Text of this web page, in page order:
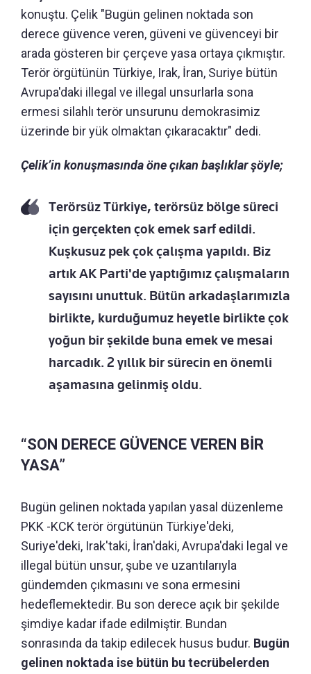
konuştu. Çelik "Bugün gelinen noktada son
derece güvence veren, güveni ve güvenceyi bir
arada gösteren bir çerçeve yasa ortaya çıkmıştır.
Terör örgütünün Türkiye, Irak, İran, Suriye bütün
Avrupa'daki illegal ve illegal unsurlarla sona
ermesi silahlı terör unsurunu demokrasimiz
üzerinde bir yük olmaktan çıkaracaktır" dedi.
Çelik’in konuşmasında öne çıkan başlıklar şöyle;
Terörsüz Türkiye, terörsüz bölge süreci
için gerçekten çok emek sarf edildi.
Kuşkusuz pek çok çalışma yapıldı. Biz
artık AK Parti'de yaptığımız çalışmaların
sayısını unuttuk. Bütün arkadaşlarımızla
birlikte, kurduğumuz heyetle birlikte çok
yoğun bir şekilde buna emek ve mesai
harcadık. 2 yıllık bir sürecin en önemli
aşamasına gelinmiş oldu.
“SON DERECE GÜVENCE VEREN BİR
YASA”
Bugün gelinen noktada yapılan yasal düzenleme
PKK -KCK terör örgütünün Türkiye'deki,
Suriye'deki, Irak'taki, İran'daki, Avrupa'daki legal ve
illegal bütün unsur, şube ve uzantılarıyla
gündemden çıkmasını ve sona ermesini
hedeflemektedir. Bu son derece açık bir şekilde
şimdiye kadar ifade edilmiştir. Bundan
sonrasında da takip edilecek husus budur. Bugün
gelinen noktada ise bütün bu tecrübelerden